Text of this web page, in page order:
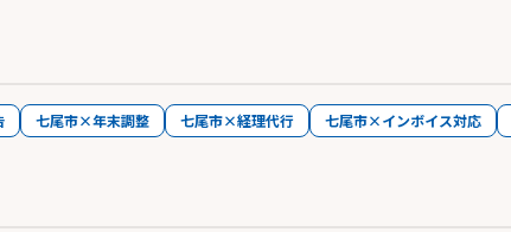
七尾市×年末調整 七尾市×経理代行 七尾市×インボイス対応